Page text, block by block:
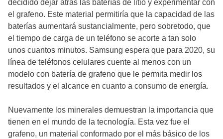
decidido dejar atrás las baterías de litio y experimentar con
el grafeno. Este material permitiría que la capacidad de las
baterías aumentará sustancialmente, pero sobretodo, que
el tiempo de carga de un teléfono se acorte a tan solo
unos cuantos minutos. Samsung espera que para 2020, su
línea de teléfonos celulares cuente al menos con un
modelo con batería de grafeno que le permita medir los
resultados y el alcance en cuanto a consumo de energía.
Nuevamente los minerales demuestran la importancia que
tienen en el mundo de la tecnología. Esta vez fue el
grafeno, un material conformado por el más básico de los